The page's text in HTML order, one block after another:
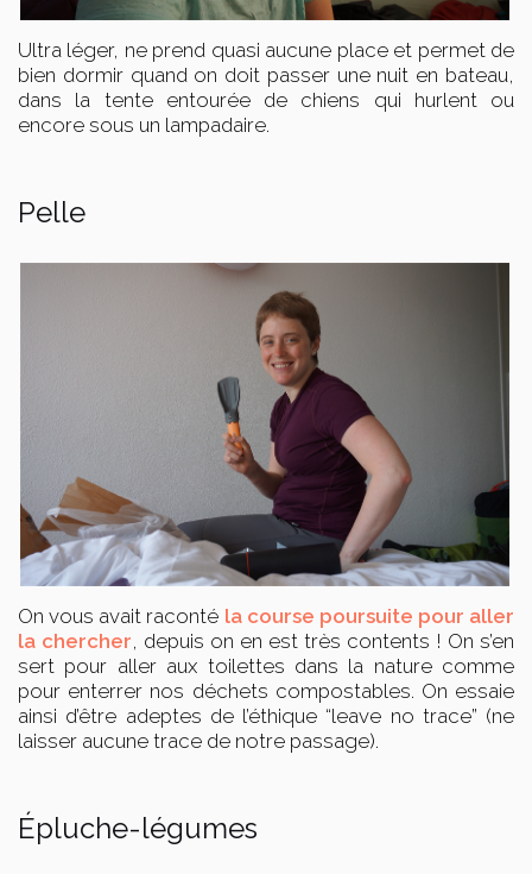
Ultra léger, ne prend quasi aucune place et permet de
bien dormir quand on doit passer une nuit en bateau,
dans la tente entourée de chiens qui hurlent ou
encore sous un lampadaire.
Pelle
On vous avait raconté la course poursuite pour aller
la chercher, depuis on en est très contents ! On s’en
sert pour aller aux toilettes dans la nature comme
pour enterrer nos déchets compostables. On essaie
ainsi d’être adeptes de l’éthique “leave no trace” (ne
laisser aucune trace de notre passage).
Épluche-légumes